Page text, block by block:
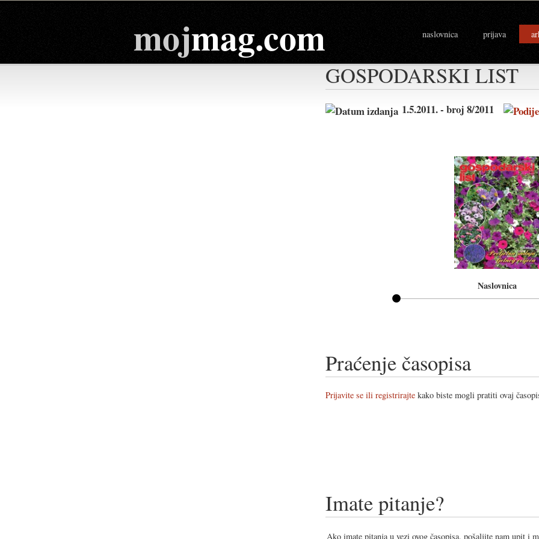
mojmag.com naslovnica prijava
GOSPODARSKI LIST
1.5.2011. - broj 8/2011
Naslovnica
Praćenje časopisa
Prijavite se ili registrirajte kako biste mogli pratiti ovaj
Imate pitanje?
Ako imate pitanja u vezi ovog časopisa, pošaljite nam upit i